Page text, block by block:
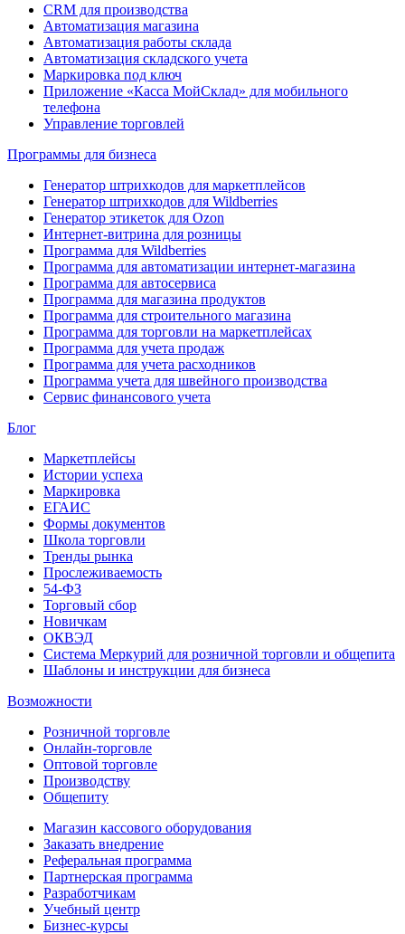
CRM для производства
Автоматизация магазина
Автоматизация работы склада
Автоматизация складского учета
Маркировка под ключ
Приложение «Касса МойСклад» для мобильного
телефона
Управление торговлей
Программы для бизнеса
Генератор штрихкодов для маркетплейсов
Генератор штрихкодов для Wildberries
Генератор этикеток для Ozon
Интернет-витрина для розницы
Программа для Wildberries
Программа для автоматизации интернет-магазина
Программа для автосервиса
Программа для магазина продуктов
Программа для строительного магазина
Программа для торговли на маркетплейсах
Программа для учета продаж
Программа для учета расходников
Программа учета для швейного производства
Сервис финансового учета
Блог
Маркетплейсы
Истории успеха
Маркировка
ЕГАИС
Формы документов
Школа торговли
Тренды рынка
Прослеживаемость
54-ФЗ
Торговый сбор
Новичкам
ОКВЭД
Система Меркурий для розничной торговли и общепита
Шаблоны и инструкции для бизнеса
Возможности
Розничной торговле
Онлайн-торговле
Оптовой торговле
Производству
Общепиту
Магазин кассового оборудования
Заказать внедрение
Реферальная программа
Партнерская программа
Разработчикам
Учебный центр
Бизнес‑курсы